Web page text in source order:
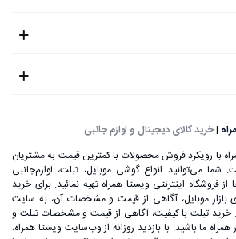
|خرید کالای دیجیتال و لوازم جانبی
با رویکرد فروش محصولات با کمترین قیمت به مشتریان
شما می‌توانید انواع گوشی موبایل، تبلت، لوازم‌جانبی
از فروشگاه اینترنتی ویستا همراه تهیه نمائید. برای خرید
بازار موبایل، آگاهی از قیمت و مشخصات آن، به ‌سایت
خرید تبلت با کیفیت، آگاهی از قیمت و مشخصات تبلت و
همراه ما باشید. با بازدید روزانه از وب‌سایت ویستا همراه،